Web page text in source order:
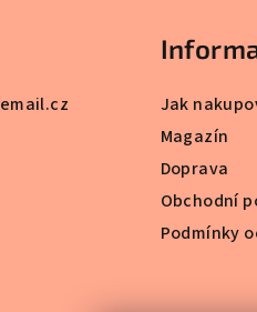
email.cz
Jak
Magazín
Doprava
Obchodní
Podmínky